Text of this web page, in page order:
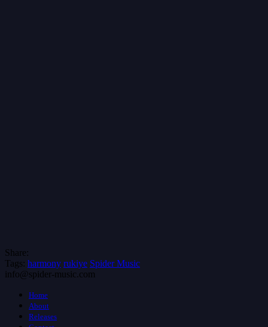
Share:
Tags: harmony rukiye Spider Music
info@spider-music.com
Home
About
Releases